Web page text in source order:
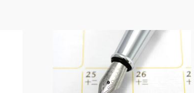
書寫工具